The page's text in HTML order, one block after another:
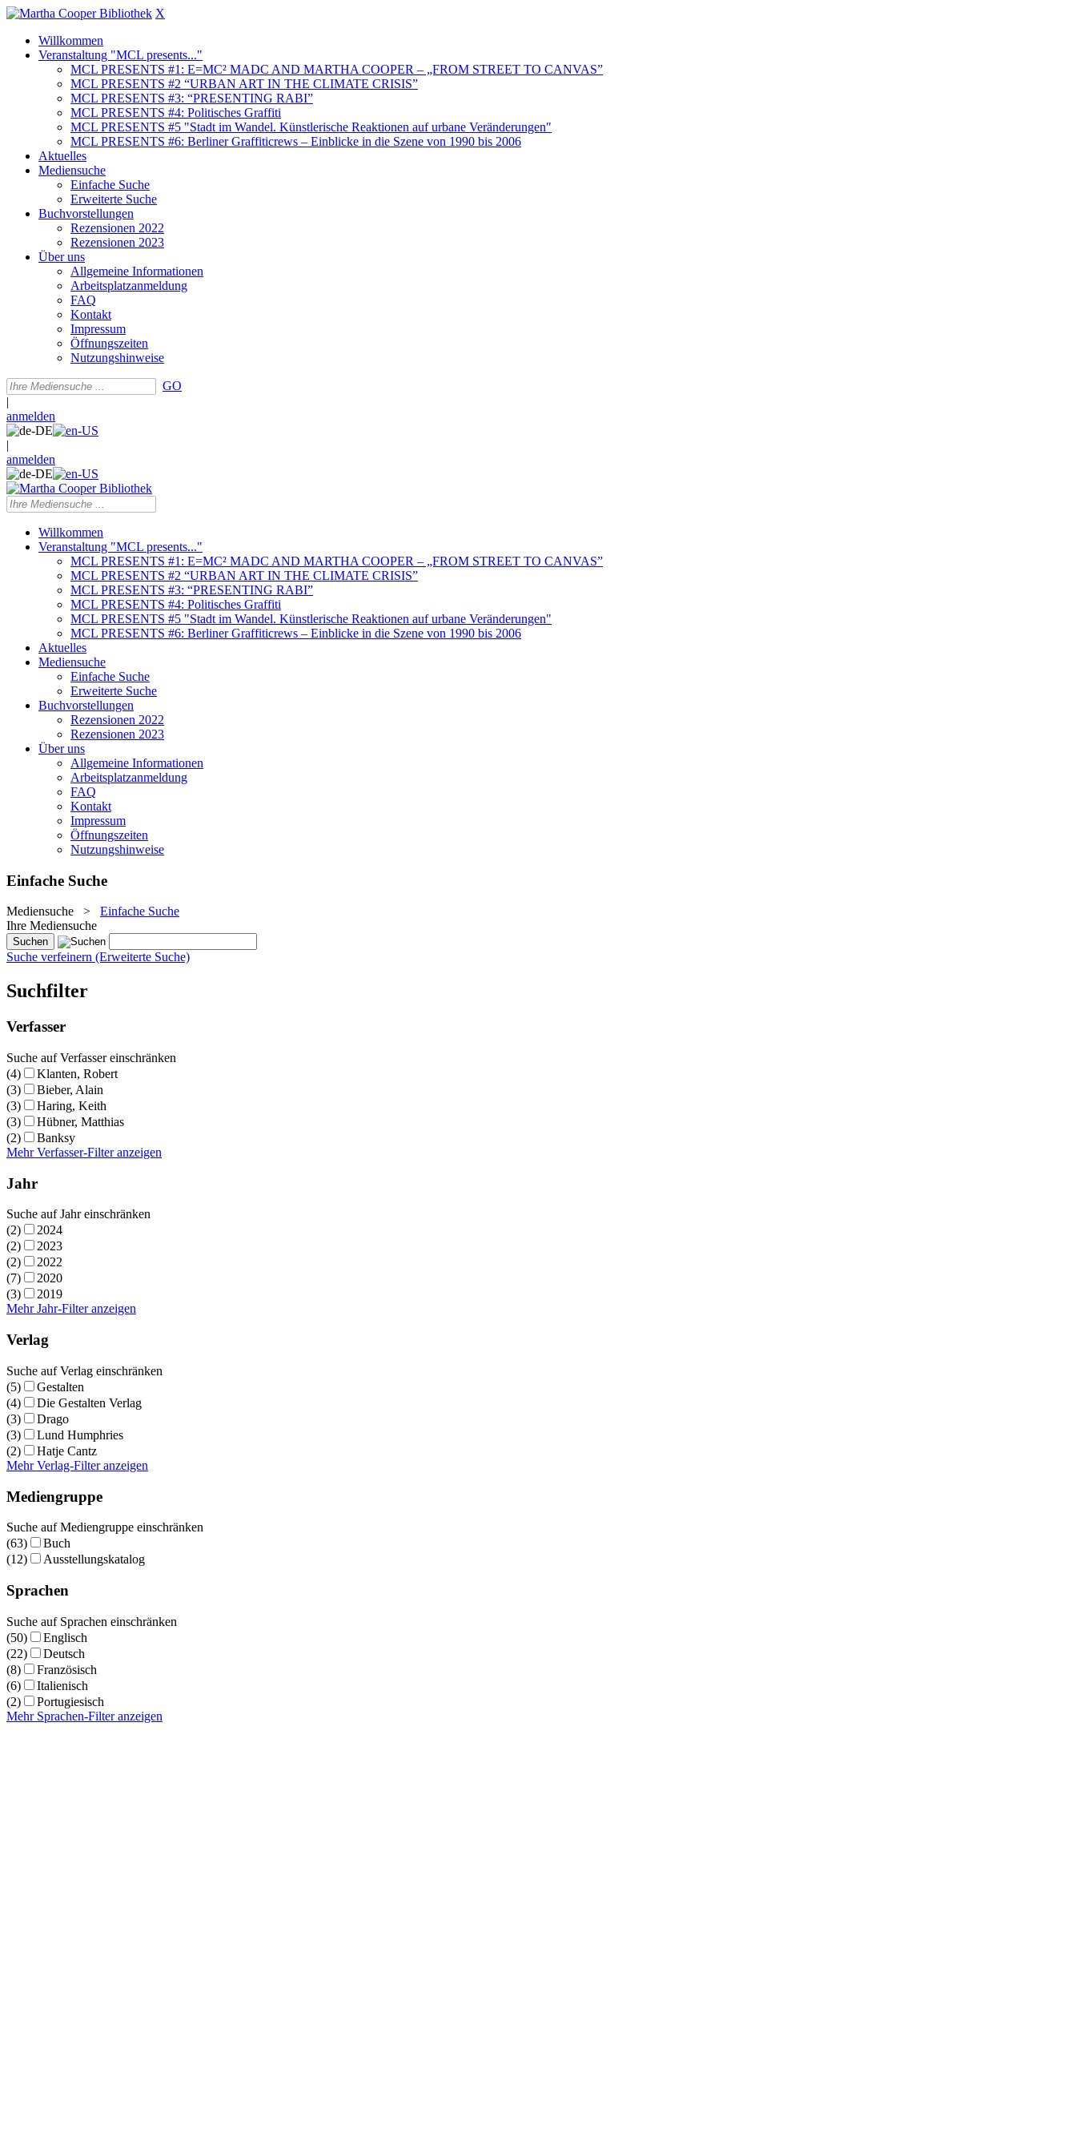
X
Willkommen
Veranstaltung "MCL presents..."
MCL PRESENTS #1: E=MC² MADC AND MARTHA COOPER – „FROM STREET TO CANVAS”
MCL PRESENTS #2 “URBAN ART IN THE CLIMATE CRISIS”
MCL PRESENTS #3: “PRESENTING RABI”
MCL PRESENTS #4: Politisches Graffiti
MCL PRESENTS #5 "Stadt im Wandel. Künstlerische Reaktionen auf urbane Veränderungen"
MCL PRESENTS #6: Berliner Graffiticrews – Einblicke in die Szene von 1990 bis 2006
Aktuelles
Mediensuche
Einfache Suche
Erweiterte Suche
Buchvorstellungen
Rezensionen 2022
Rezensionen 2023
Über uns
Allgemeine Informationen
Arbeitsplatzanmeldung
FAQ
Kontakt
Impressum
Öffnungszeiten
Nutzungshinweise
GO
|
anmelden
|
anmelden
Willkommen
Veranstaltung "MCL presents..."
MCL PRESENTS #1: E=MC² MADC AND MARTHA COOPER – „FROM STREET TO CANVAS”
MCL PRESENTS #2 “URBAN ART IN THE CLIMATE CRISIS”
MCL PRESENTS #3: “PRESENTING RABI”
MCL PRESENTS #4: Politisches Graffiti
MCL PRESENTS #5 "Stadt im Wandel. Künstlerische Reaktionen auf urbane Veränderungen"
MCL PRESENTS #6: Berliner Graffiticrews – Einblicke in die Szene von 1990 bis 2006
Aktuelles
Mediensuche
Einfache Suche
Erweiterte Suche
Buchvorstellungen
Rezensionen 2022
Rezensionen 2023
Über uns
Allgemeine Informationen
Arbeitsplatzanmeldung
FAQ
Kontakt
Impressum
Öffnungszeiten
Nutzungshinweise
Einfache Suche
Mediensuche > Einfache Suche
Ihre Mediensuche
Suche verfeinern (Erweiterte Suche)
Suchfilter
Verfasser
Suche auf Verfasser einschränken
(4)
Klanten, Robert
(3)
Bieber, Alain
(3)
Haring, Keith
(3)
Hübner, Matthias
(2)
Banksy
Mehr Verfasser-Filter anzeigen
Jahr
Suche auf Jahr einschränken
(2)
2024
(2)
2023
(2)
2022
(7)
2020
(3)
2019
Mehr Jahr-Filter anzeigen
Verlag
Suche auf Verlag einschränken
(5)
Gestalten
(4)
Die Gestalten Verlag
(3)
Drago
(3)
Lund Humphries
(2)
Hatje Cantz
Mehr Verlag-Filter anzeigen
Mediengruppe
Suche auf Mediengruppe einschränken
(63)
Buch
(12)
Ausstellungskatalog
Sprachen
Suche auf Sprachen einschränken
(50)
Englisch
(22)
Deutsch
(8)
Französisch
(6)
Italienisch
(2)
Portugiesisch
Mehr Sprachen-Filter anzeigen